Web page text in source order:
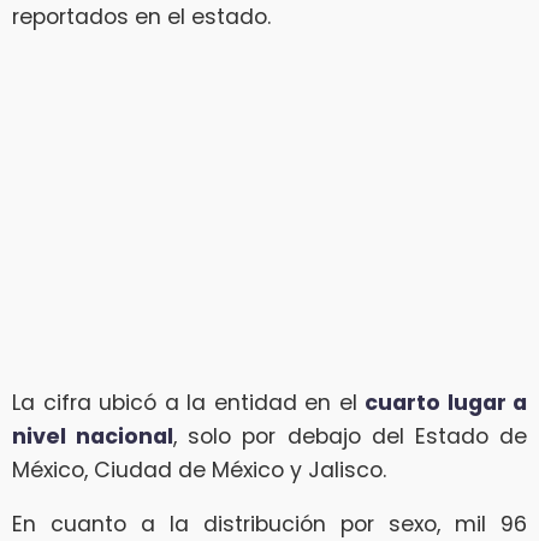
reportados en el estado.
La cifra ubicó a la entidad en el cuarto lugar a
nivel nacional, solo por debajo del Estado de
México, Ciudad de México y Jalisco.
En cuanto a la distribución por sexo, mil 96